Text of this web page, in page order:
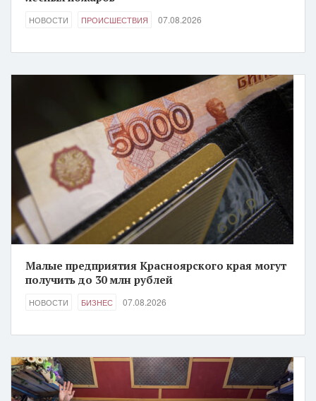
НОВОСТИ ПРОИСШЕСТВИЯ 07.08.2026
Малые предприятия Красноярского края могут
получить до 30 млн рублей
НОВОСТИ БИЗНЕС 07.08.2026